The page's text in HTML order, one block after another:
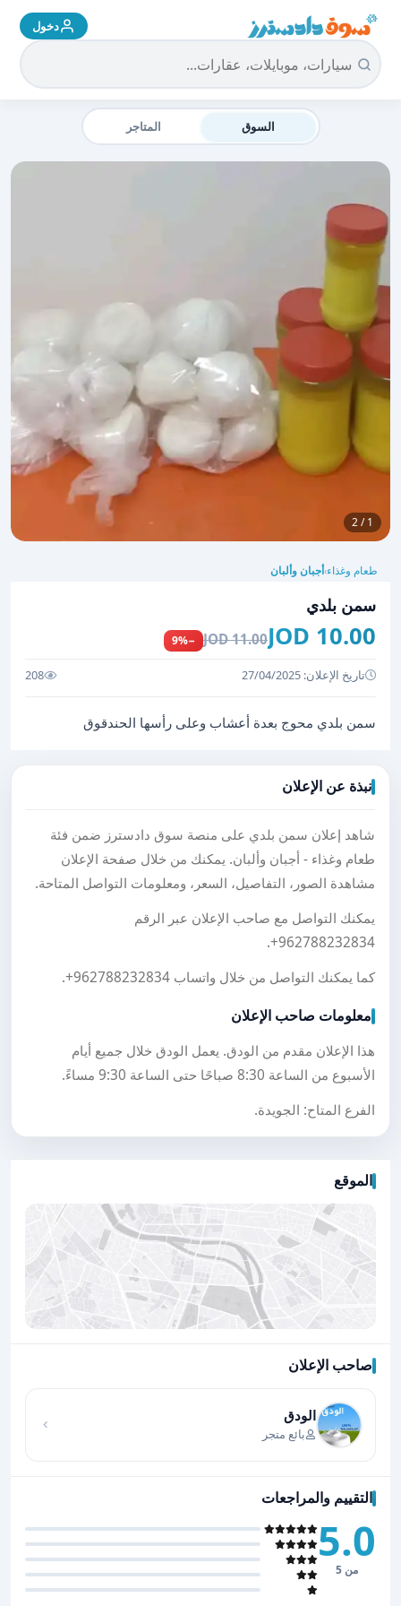
سوق دادسترز الرئيسية دخول
السوق المتاجر
1 / 2
طعام وغذاء›أجبان وألبان
سمن بلدي
10.00 JOD
11.00 JOD
−9%
تاريخ الإعلان: 27/04/2025 208
سمن بلدي محوج بعدة أعشاب وعلى رأسها الحندقوق
نبذة عن الإعلان
شاهد إعلان سمن بلدي على منصة سوق دادسترز ضمن فئة
طعام وغذاء - أجبان وألبان. يمكنك من خلال صفحة الإعلان
مشاهدة الصور، التفاصيل، السعر، ومعلومات التواصل المتاحة.
يمكنك التواصل مع صاحب الإعلان عبر الرقم
+962788232834
.
كما يمكنك التواصل من خلال واتساب +962788232834
.
معلومات صاحب الإعلان
هذا الإعلان مقدم من الودق. يعمل الودق خلال جميع أيام
الأسبوع من الساعة 8:30 صباحًا حتى الساعة 9:30 مساءً.
الفرع المتاح: الجويدة.
الموقع
صاحب الإعلان
الودق
بائع متجر
التقييم والمراجعات
5.0
من 5